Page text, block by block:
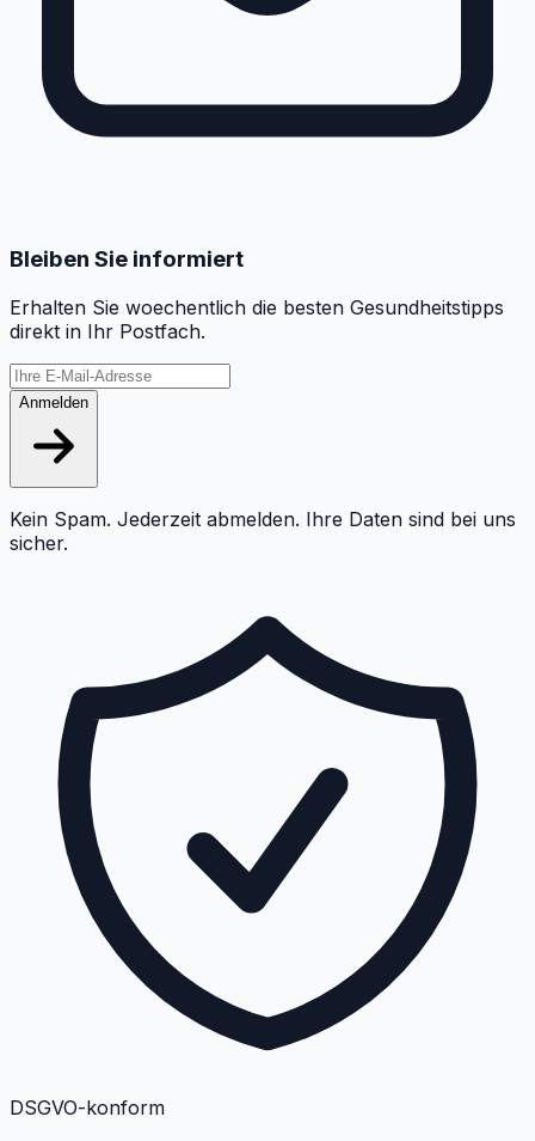
Bleiben Sie informiert
Erhalten Sie woechentlich die besten Gesundheitstipps
direkt in Ihr Postfach.
Anmelden
Kein Spam. Jederzeit abmelden. Ihre Daten sind bei uns
sicher.
DSGVO-konform